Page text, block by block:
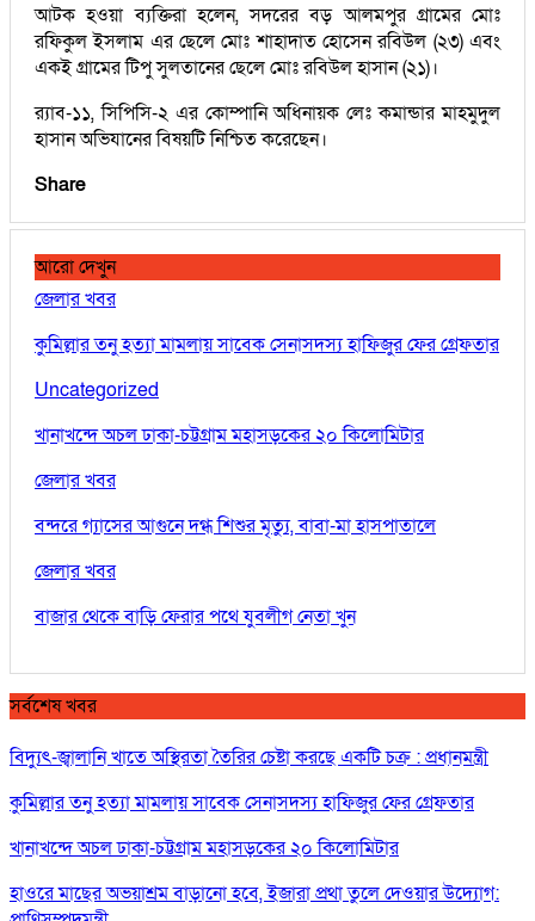
আটক হওয়া ব্যক্তিরা হলেন, সদরের বড় আলমপুর গ্রামের মোঃ
রফিকুল ইসলাম এর ছেলে মোঃ শাহাদাত হোসেন রবিউল (২৩) এবং
একই গ্রামের টিপু সুলতানের ছেলে মোঃ রবিউল হাসান (২১)।
র‌্যাব-১১, সিপিসি-২ এর কোম্পানি অধিনায়ক লেঃ কমান্ডার মাহমুদুল
হাসান অভিযানের বিষয়টি নিশ্চিত করেছেন।
Share
আরো দেখুন
জেলার খবর
কুমিল্লার তনু হত্যা মামলায় সাবেক সেনাসদস্য হাফিজুর ফের গ্রেফতার
Uncategorized
খানাখন্দে অচল ঢাকা-চট্টগ্রাম মহাসড়কের ২০ কিলোমিটার
জেলার খবর
বন্দরে গ্যাসের আগুনে দগ্ধ শিশুর মৃত্যু, বাবা-মা হাসপাতালে
জেলার খবর
বাজার থেকে বাড়ি ফেরার পথে যুবলীগ নেতা খুন
সর্বশেষ খবর
বিদ্যুৎ-জ্বালানি খাতে অস্থিরতা তৈরির চেষ্টা করছে একটি চক্র : প্রধানমন্ত্রী
কুমিল্লার তনু হত্যা মামলায় সাবেক সেনাসদস্য হাফিজুর ফের গ্রেফতার
খানাখন্দে অচল ঢাকা-চট্টগ্রাম মহাসড়কের ২০ কিলোমিটার
হাওরে মাছের অভয়াশ্রম বাড়ানো হবে, ইজারা প্রথা তুলে দেওয়ার উদ্যোগ: